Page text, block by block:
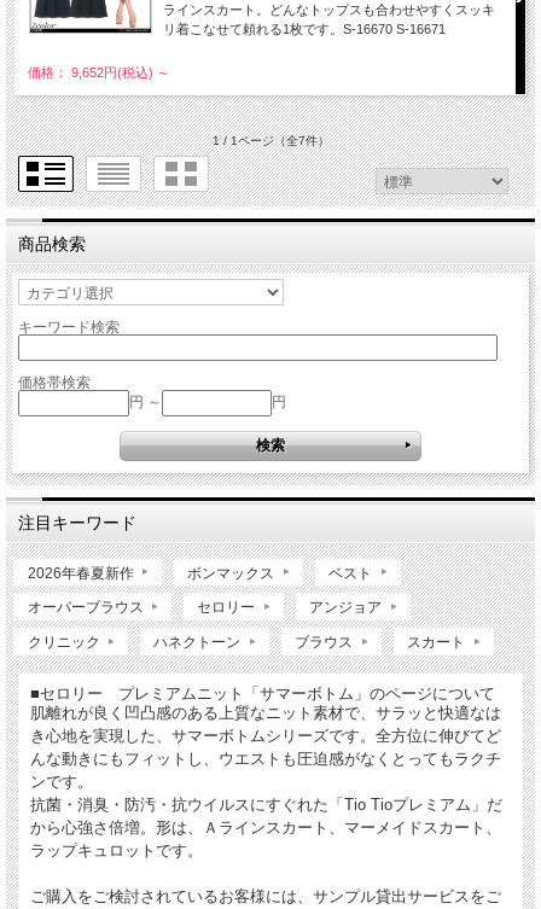
ラインスカート。どんなトップスも合わせやすくスッキ
リ着こなせて頼れる1枚です。S-16670 S-16671
価格： 9,652円(税込) ～
1 / 1ページ（全7件）
商品検索
キーワード検索
価格帯検索
円 ～
円
注目キーワード
2026年春夏新作 ボンマックス ベスト
オーバーブラウス セロリー アンジョア
クリニック ハネクトーン ブラウス スカート
■セロリー プレミアムニット「サマーボトム」のページについて
肌離れが良く凹凸感のある上質なニット素材で、サラッと快適なは
き心地を実現した、サマーボトムシリーズです。全方位に伸びてど
んな動きにもフィットし、ウエストも圧迫感がなくとってもラクチ
ンです。
抗菌・消臭・防汚・抗ウイルスにすぐれた「Tio Tioプレミアム」だ
から心強さ倍増。形は、Ａラインスカート、マーメイドスカート、
ラップキュロットです。
ご購入をご検討されているお客様には、サンプル貸出サービスをご